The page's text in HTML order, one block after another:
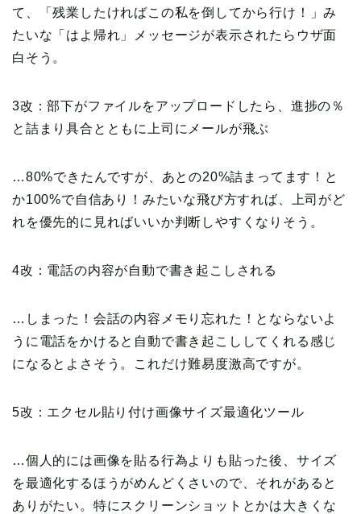
て、「残業したければこの私を倒してから行け！」み
たいな「はよ帰れ」メッセージが表示されたらウザ面
白そう。
3改：部下がファイルをアップロードしたら、進捗の％
と詰まり具合とともに上司にメールが飛ぶ
…80%できたんですが、あとの20%詰まってます！と
か100%で自信あり！みたいな飛び方すれば、上司がど
れを優先的に見ればいいか判断しやすくなりそう。
4改：電話の内容が自動で書き起こしされる
…しまった！会話の内容メモり忘れた！とならないよ
うに電話をかけると自動で書き起こししてくれる感じ
になるとよさそう。これだけ難易度激高ですが。
5改：エクセル貼り付け画像サイズ最適化ツール
…個人的には画像を貼る行為よりも貼った後、サイズ
を最適化するほうがめんどくさいので、それがあると
ありがたい。特にスクリーンショットとかは大きくな